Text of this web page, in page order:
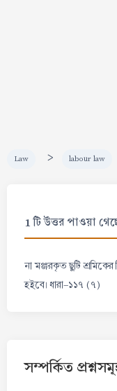
Law > labour law
1 টি উত্তর পাওয়া
না মঞ্জরকৃত ছুটি শ্রমিকের
হইবে। ধারা-১১৭ (৭)
সম্পর্কিত